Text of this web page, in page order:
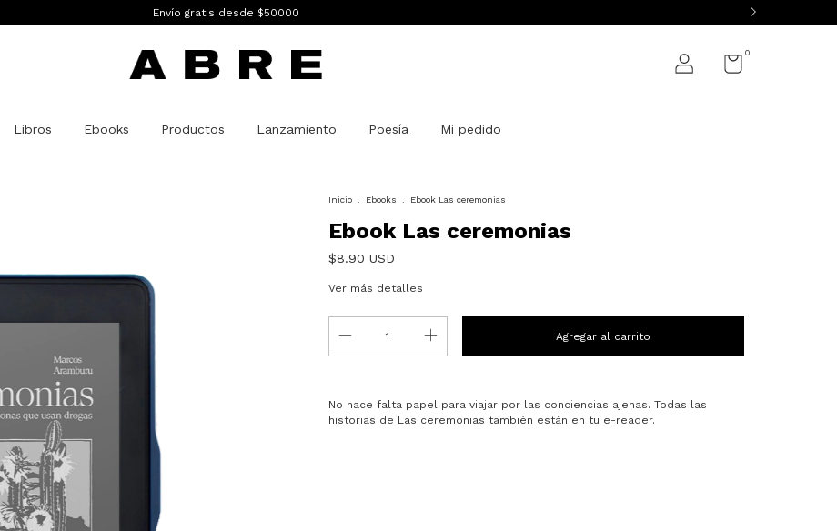
Envío gratis desde $50000
0
Libros Ebooks Productos Lanzamiento Poesía Mi pedido
Inicio Ebooks Ebook Las ceremonias
Ebook Las ceremonias
$8.90 USD
Ver más detalles
No hace falta papel para viajar por las conciencias ajenas. Todas las
historias de Las ceremonias también están en tu e-reader.